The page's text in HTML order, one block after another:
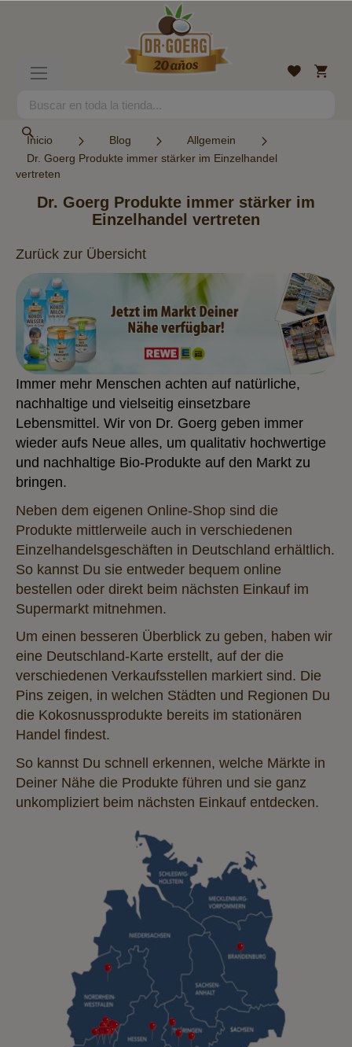
Search
Lista
Mi
cesta
Inicio Blog
Allgemein
Dr. Goerg Produkte immer stärker im Einzelhandel
vertreten
Dr. Goerg Produkte immer stärker im
Einzelhandel vertreten
Zurück zur Übersicht
Immer mehr Menschen achten auf natürliche,
nachhaltige und vielseitig einsetzbare
Lebensmittel. Wir von Dr. Goerg geben immer
wieder aufs Neue alles, um qualitativ hochwertige
und nachhaltige Bio-Produkte auf den Markt zu
bringen.
Neben dem eigenen Online-Shop sind die
Produkte mittlerweile auch in verschiedenen
Einzelhandelsgeschäften in Deutschland erhältlich.
So kannst Du sie entweder bequem online
bestellen oder direkt beim nächsten Einkauf im
Supermarkt mitnehmen.
Um einen besseren Überblick zu geben, haben wir
eine Deutschland-Karte erstellt, auf der die
verschiedenen Verkaufsstellen markiert sind. Die
Pins zeigen, in welchen Städten und Regionen Du
die Kokosnussprodukte bereits im stationären
Handel findest.
So kannst Du schnell erkennen, welche Märkte in
Deiner Nähe die Produkte führen und sie ganz
unkompliziert beim nächsten Einkauf entdecken.